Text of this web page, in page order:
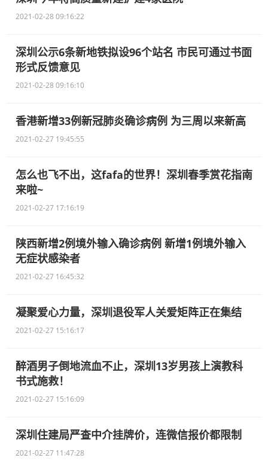
2021-02-28 09:16:22
深圳公示6条新地铁拟设96个站名 市民可通过书面
形式反馈意见
2021-02-28 09:16:10
香港新增33例新冠肺炎确诊病例 为三周以来新高
2021-02-27 19:45:55
怎么也飞不出，这fafa的世界！深圳春季赏花指南
来啦~
2021-02-27 17:16:19
陕西新增2例境外输入确诊病例 新增1例境外输入
无症状感染者
2021-02-27 16:45:32
凝聚爱心力量，深圳退役军人关爱矩阵正在集结
2021-02-27 15:16:17
醉酒男子倒地流血不止，深圳13岁男孩上演教科
书式施救！
2021-02-27 15:16:09
深圳住建局严查中介挂牌价，连微信报价都限制
2021-02-27 11:47:28